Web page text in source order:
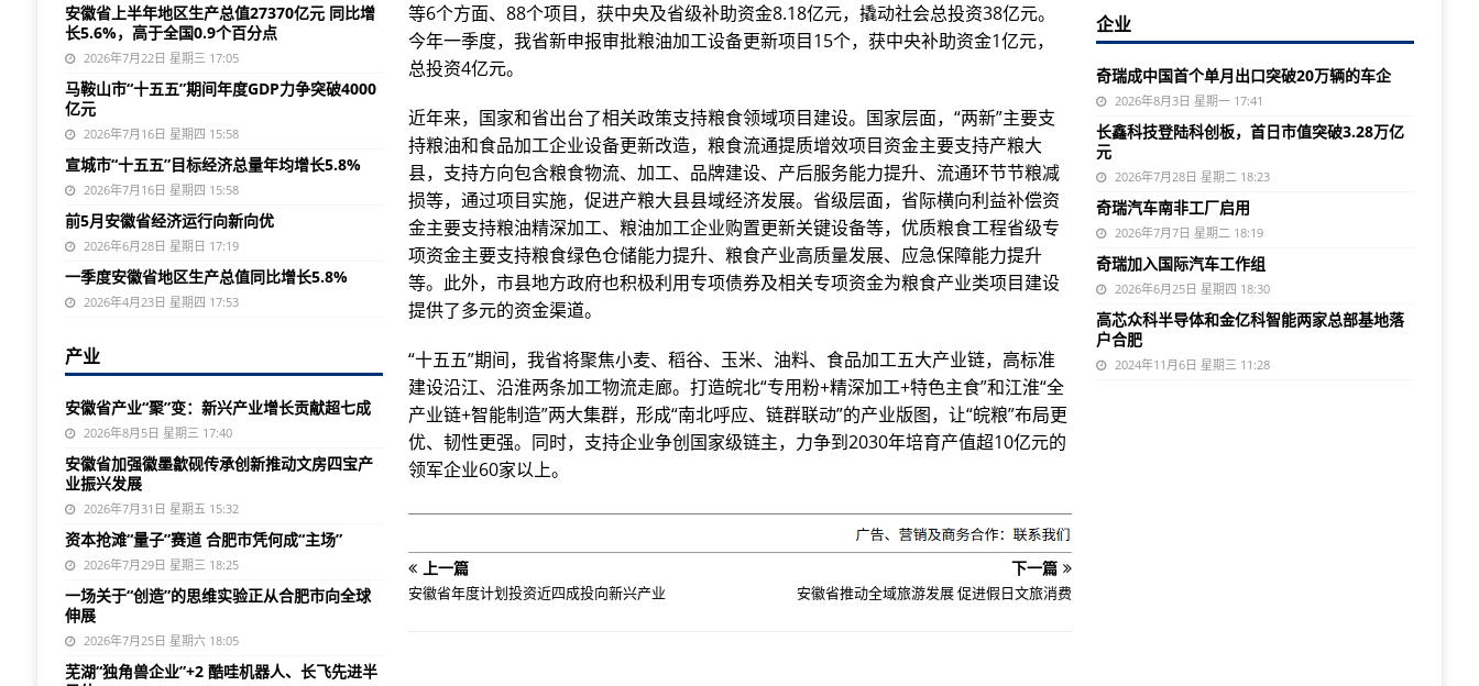
等6个方面、88个项目，获中央及省级补助资金8.18亿元，撬动社会总投资38亿元。
今年一季度，我省新申报审批粮油加工设备更新项目15个，获中央补助资金1亿元，
总投资4亿元。
近年来，国家和省出台了相关政策支持粮食领域项目建设。国家层面，“两新”主要支
持粮油和食品加工企业设备更新改造，粮食流通提质增效项目资金主要支持产粮大
县，支持方向包含粮食物流、加工、品牌建设、产后服务能力提升、流通环节节粮减
损等，通过项目实施，促进产粮大县县域经济发展。省级层面，省际横向利益补偿资
金主要支持粮油精深加工、粮油加工企业购置更新关键设备等，优质粮食工程省级专
项资金主要支持粮食绿色仓储能力提升、粮食产业高质量发展、应急保障能力提升
等。此外，市县地方政府也积极利用专项债券及相关专项资金为粮食产业类项目建设
提供了多元的资金渠道。
“十五五”期间，我省将聚焦小麦、稻谷、玉米、油料、食品加工五大产业链，高标准
建设沿江、沿淮两条加工物流走廊。打造皖北“专用粉+精深加工+特色主食”和江淮“全
产业链+智能制造”两大集群，形成“南北呼应、链群联动”的产业版图，让“皖粮”布局更
优、韧性更强。同时，支持企业争创国家级链主，力争到2030年培育产值超10亿元的
领军企业60家以上。
上一篇
安徽省年度计划投资近四成投向新兴产业
下一篇
安徽省推动全域旅游发展 促进假日文旅消费
安徽省上半年地区生产总值27370亿元 同比增
长5.6%，高于全国0.9个百分点
2026年7月22日 星期三 17:05
马鞍山市“十五五”期间年度GDP力争突破4000
亿元
2026年7月16日 星期四 15:58
宣城市“十五五”目标经济总量年均增长5.8%
2026年7月16日 星期四 15:58
前5月安徽省经济运行向新向优
2026年6月28日 星期日 17:19
一季度安徽省地区生产总值同比增长5.8%
2026年4月23日 星期四 17:53
产业
安徽省产业“聚”变：新兴产业增长贡献超七成
2026年8月5日 星期三 17:40
安徽省加强徽墨歙砚传承创新推动文房四宝产
业振兴发展
2026年7月31日 星期五 15:32
资本抢滩“量子”赛道 合肥市凭何成“主场”
2026年7月29日 星期三 18:25
一场关于“创造”的思维实验正从合肥市向全球
伸展
2026年7月25日 星期六 18:05
芜湖“独角兽企业”+2 酷哇机器人、长飞先进半
企业
奇瑞成中国首个单月出口突破20万辆的车企
2026年8月3日 星期一 17:41
长鑫科技登陆科创板，首日市值突破3.28万亿
元
2026年7月28日 星期二 18:23
奇瑞汽车南非工厂启用
2026年7月7日 星期二 18:19
奇瑞加入国际汽车工作组
2026年6月25日 星期四 18:30
高芯众科半导体和金亿科智能两家总部基地落
户合肥
2024年11月6日 星期三 11:28